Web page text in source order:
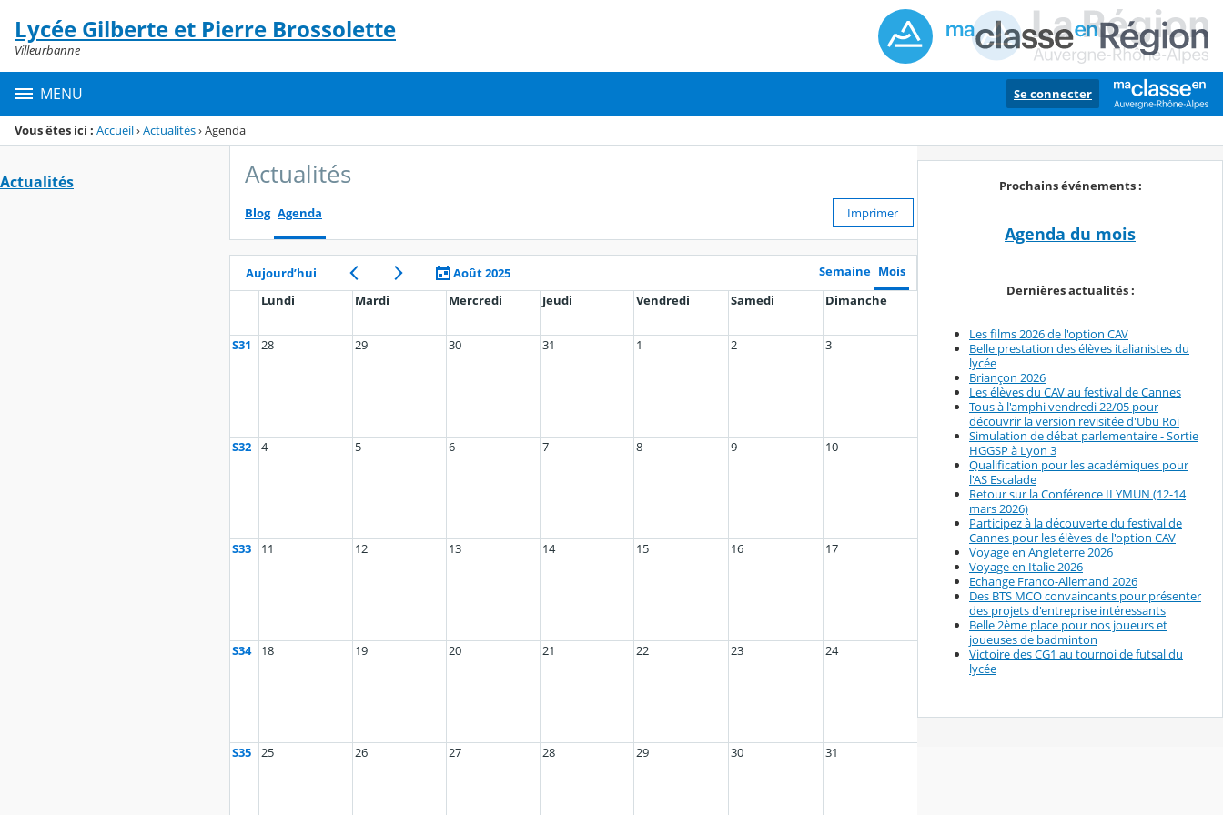
Menu de la rubrique
Contenu
Lycée Gilberte et Pierre Brossolette
Villeurbanne
MENU Se connecter
Vous êtes ici : Accueil›Actualités›Agenda
Actualités Actualités
Blog Agenda Imprimer
Aujourd’hui Août 2025 Semaine Mois
Lundi
Mardi Mercredi Jeudi Vendredi Samedi Dimanche
S31 28 29 30 31 1 2 3
S32 4 5 6 7 8 9 10
S33 11 12 13 14 15 16 17
S34 18 19 20 21 22 23 24
S35 25 26 27 28 29 30 31
Prochains événements :
Agenda du mois
Dernières actualités :
Les films 2026 de l'option CAV
Belle prestation des élèves italianistes du
lycée
Briançon 2026
Les élèves du CAV au festival de Cannes
Tous à l'amphi vendredi 22/05 pour
découvrir la version revisitée d'Ubu Roi
Simulation de débat parlementaire - Sortie
HGGSP à Lyon 3
Qualification pour les académiques pour
l'AS Escalade
Retour sur la Conférence ILYMUN (12-14
mars 2026)
Participez à la découverte du festival de
Cannes pour les élèves de l'option CAV
Voyage en Angleterre 2026
Voyage en Italie 2026
Echange Franco-Allemand 2026
Des BTS MCO convaincants pour présenter
des projets d'entreprise intéressants
Belle 2ème place pour nos joueurs et
joueuses de badminton
Victoire des CG1 au tournoi de futsal du
lycée